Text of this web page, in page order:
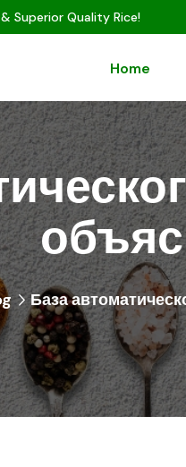
Superior Quality Rice!
Home
База